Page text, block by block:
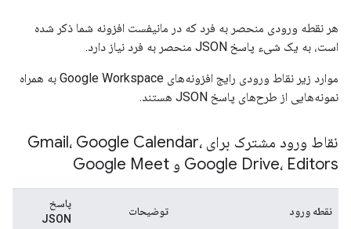
هر نقطه ورودی منحصر به فرد که در مانیفست افزونه شما ذکر شده
است، به یک شیء پاسخ JSON منحصر به فرد نیاز دارد.
موارد زیر نقاط ورودی رایج افزونه‌های Google Workspace به همراه
نمونه‌هایی از طرح‌های پاسخ JSON هستند.
نقاط ورود مشترک برای Gmail، Google Calendar،
Google Drive، Editors و Google Meet
نقطه ورود توضیحات
پاسخ
JSON